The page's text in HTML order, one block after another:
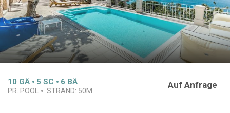
10 GÄ 5 SC 6 BÄ
PR. POOL STRAND: 50M
Auf Anfrage